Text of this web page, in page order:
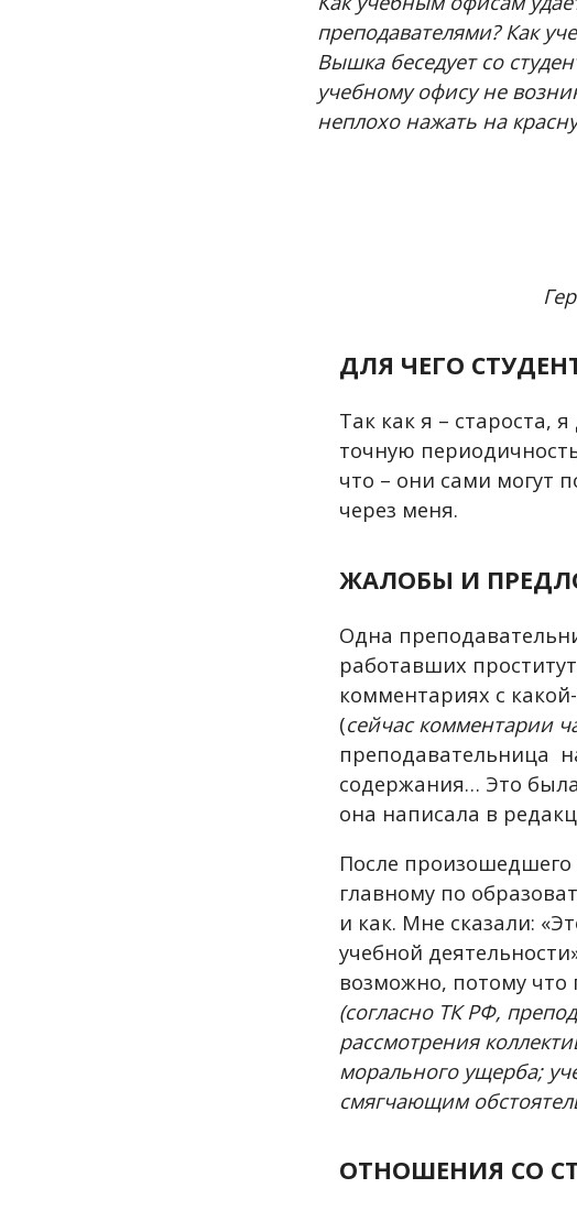
преподавателями? Как
Вышка беседует со
учебному офису не
неплохо нажать на
ДЛЯ ЧЕГО
Так как я – староста,
точную
что – они сами могут
через меня.
ЖАЛОБЫ И
Одна
работавших
комментариях с
(сейчас комментарии
преподавательница
содержания… Это
она написала в
После
главному по
и как. Мне сказали:
учебной
возможно, потому что
(согласно ТК РФ,
рассмотрения
морального ущерба;
смягчающим
ОТНОШЕНИЯ СО